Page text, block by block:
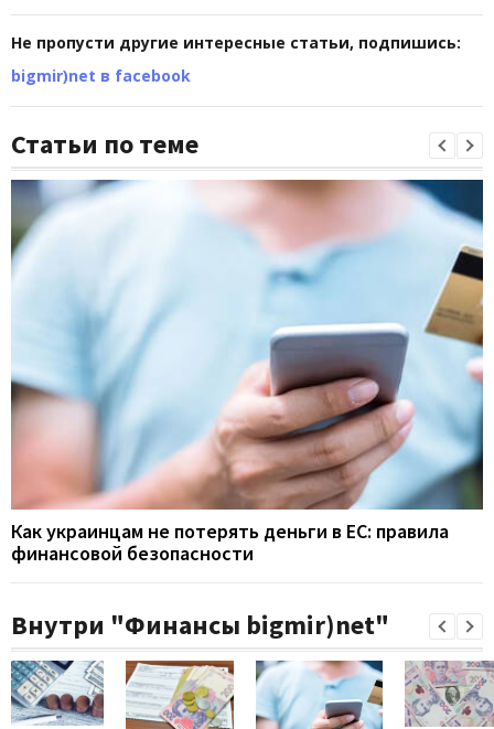
Не пропусти другие интересные статьи, подпишись:
bigmir)net в facebook
Статьи по теме
Как украинцам не потерять деньги в ЕС: правила
финансовой безопасности
Внутри "Финансы bigmir)net"